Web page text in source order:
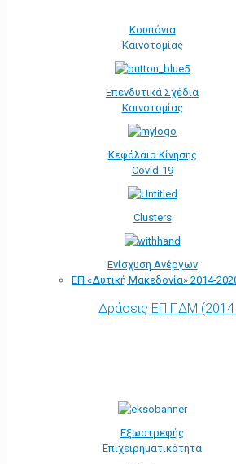
Κουπόνια
Καινοτομίας
Επενδυτικά Σχέδια
Καινοτομίας
Κεφάλαιο Κίνησης
Covid-19
Clusters
Ενίσχυση Ανέργων
ΕΠ «Δυτική Μακεδονία» 2014-
Δράσεις ΕΠ ΠΔΜ (2014
Εξωστρεφής
Επιχειρηματικότητα